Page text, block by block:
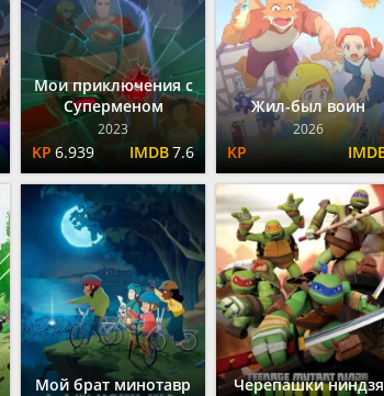
Мои приключения с
Суперменом
2023
6.939 7.6
Жил-был воин
2026
Мой брат минотавр Черепашки ниндзя